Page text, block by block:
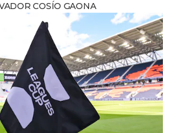
COSÍO GAONA